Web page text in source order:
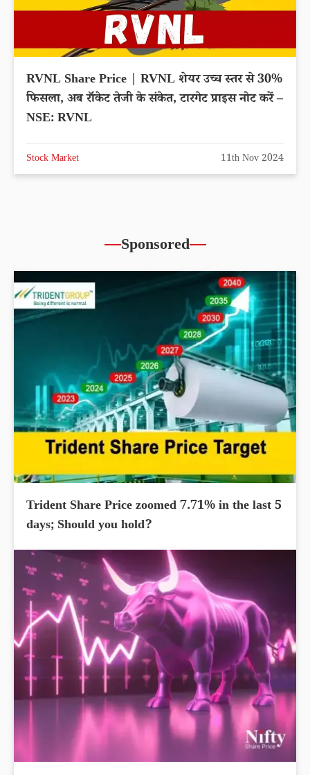
RVNL Share Price | RVNL शेयर उच्च स्तर से 30%
फिसला, अब रॉकेट तेजी के संकेत, टारगेट प्राइस नोट करें –
NSE: RVNL
Stock Market 11th Nov 2024
Sponsored
Trident Share Price zoomed 7.71% in the last 5
days; Should you hold?